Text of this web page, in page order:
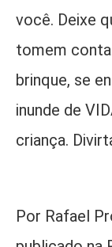
você. Deixe
tomem
brinque, se
inunde de
criança.
Por Rafael